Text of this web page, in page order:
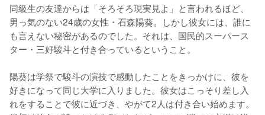
同級生の友達からは「そろそろ現実見よ」と言われるほど、
男っ気のない24歳の女性・石森陽葵。しかし彼女には、誰に
も言えない秘密があるのでした。それは、国民的スーパース
ター・三好駿斗と付き合っているということ。
陽葵は学祭で駿斗の演技で感動したことをきっかけに、彼を
好きになって同じ大学に入りました。彼女はこっそり差し入
れをすることで彼に近づき、やがて2人は付き合い始めます。